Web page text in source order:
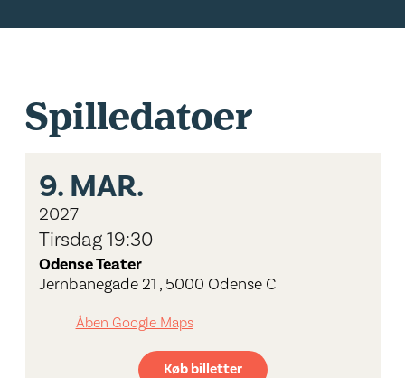
Spilledatoer
9. MAR.
2027
Tirsdag 19:30
Odense Teater
Jernbanegade 21 , 5000 Odense C
Åben Google Maps
Køb billetter